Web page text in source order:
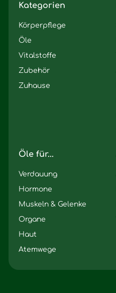
Kategorien
Körperpflege
Öle
Vitalstoffe
Zubehör
Zuhause
Öle für...
Verdauung
Hormone
Muskeln & Gelenke
Organe
Haut
Atemwege